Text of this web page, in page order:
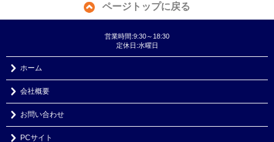
ページトップに戻る
営業時間:9:30～18:30
定休日:水曜日
ホーム
会社概要
お問い合わせ
PCサイト